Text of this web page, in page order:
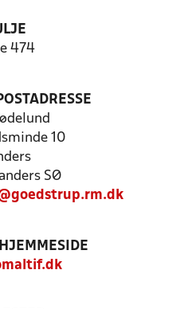
474
10
SØ